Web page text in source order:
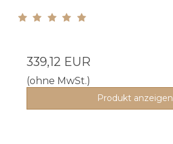
339,12 EUR
(ohne MwSt.)
Produkt anzeigen